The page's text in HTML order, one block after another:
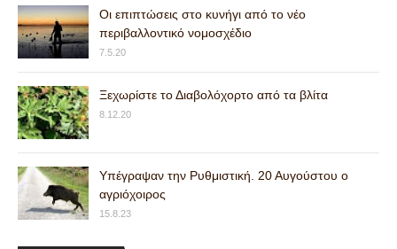
Οι επιπτώσεις στο κυνήγι από το νέο
περιβαλλοντικό νομοσχέδιο
7.5.20
Ξεχωρίστε το Διαβολόχορτο από τα βλίτα
8.12.20
Υπέγραψαν την Ρυθμιστική. 20 Αυγούστου ο
αγριόχοιρος
15.8.23